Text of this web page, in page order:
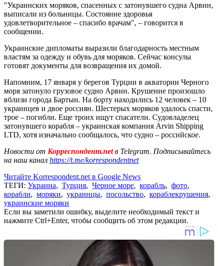
"Украинских моряков, спасенных с затонувшего судна Арвин,
выписали из больницы. Состояние здоровья
удовлетворительное – спасибо врачам", – говорится в
сообщении.
Украинские дипломаты выразили благодарность местным
властям за одежду и обувь для моряков. Сейчас консулы
готовят документы для возвращения их домой.
Напомним, 17 января у берегов Турции в акватории Черного
моря затонуло грузовое судно Арвин. Крушение произошло
вблизи города Бартын. На борту находились 12 человек – 10
украинцев и двое россиян. Шестерых моряков удалось спасти,
трое – погибли. Еще троих ищут спасатели. Судовладелец
затонувшего корабля – украинская компания Arvin Shipping
LTD, хотя изначально сообщалось, что судно – российское.
Новости от Корреспондент.netв Telegram. Подписывайтесь
на наш канал https://t.me/korrespondentnet
Читайте Korrespondent.net в Google News
ТЕГИ: Украина, Турция, Черное море, корабль, фото,
корабли, моряки, украинцы, посольство, кораблекрушения,
украинские моряки
Если вы заметили ошибку, выделите необходимый текст и
нажмите Ctrl+Enter, чтобы сообщить об этом редакции.